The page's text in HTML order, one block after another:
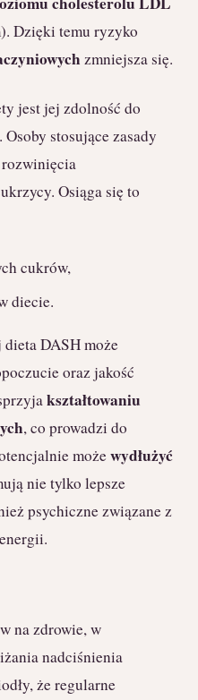
Dzięki temu ryzyko
zmniejsza się.
jest jej zdolność do
. Osoby stosujące zasady
Osiąga się to
cukrów,
diecie.
DASH może
oraz jakość
kształtowaniu
, co prowadzi do
możewydłużyć
nie tylko lepsze
psychiczne związane z
na zdrowie, w
nadciśnienia
że regularne